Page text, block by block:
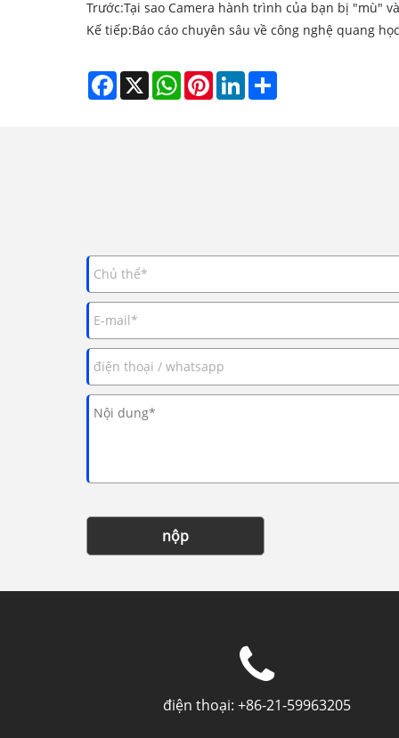
Trước:Tại sao Camera hành trình của bạn bị "mù"
Kế tiếp:Báo cáo chuyên sâu về công nghệ quang
Facebook
X WhatsAppPinterestLinkedIn
nộp
điện thoại: +86-21-59963205